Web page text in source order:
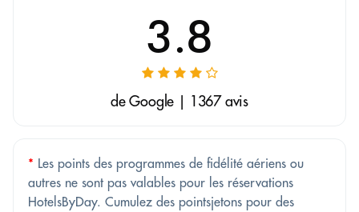
3.8
de Google | 1367 avis
* Les points des programmes de fidélité aériens ou
autres ne sont pas valables pour les réservations
HotelsByDay. Cumulez des pointsjetons pour des